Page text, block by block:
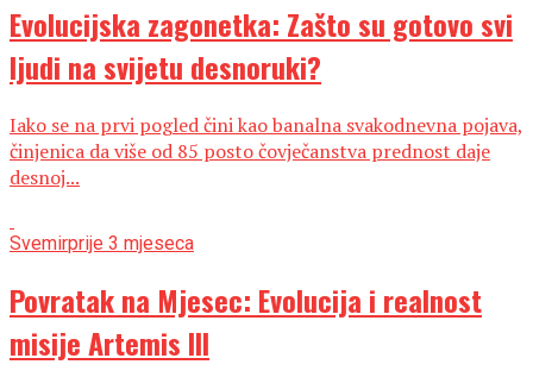
Evolucijska zagonetka: Zašto su gotovo svi
ljudi na svijetu desnoruki?
Iako se na prvi pogled čini kao banalna svakodnevna pojava,
činjenica da više od 85 posto čovječanstva prednost daje
desnoj...
Svemirprije 3 mjeseca
Povratak na Mjesec: Evolucija i realnost
misije Artemis III